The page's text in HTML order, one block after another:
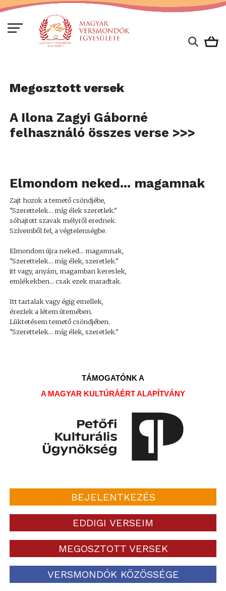
Megosztott versek
A Ilona Zagyi Gáborné
felhasználó összes verse >>>
Elmondom neked... magamnak
Zajt hozok a temető csöndjébe,
"Szerettelek... míg élek szeretlek."
sóhajtott szavak mélyről erednek.
Szívemből fel, a végtelenségbe.
Elmondom újra neked... magamnak,
"Szerettelek... míg élek, szeretlek."
itt vagy, anyám, magamban kereslek,
emlékekben... csak ezek maradtak.
Itt tartalak vagy égig emellek,
érezlek a létem ütemében.
Lüktetésem temető csöndjében.
"Szerettelek... míg élek, szeretlek."
TÁMOGATÓNK A
A MAGYAR KULTÚRÁÉRT ALAPÍTVÁNY
BEJELENTKEZÉS
EDDIGI VERSEIM
MEGOSZTOTT VERSEK
VERSMONDÓK KÖZÖSSÉGE